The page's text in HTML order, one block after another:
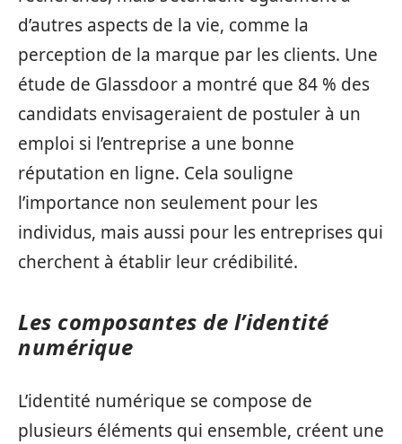
d’autres aspects de la vie, comme la
perception de la marque par les clients. Une
étude de Glassdoor a montré que 84 % des
candidats envisageraient de postuler à un
emploi si l’entreprise a une bonne
réputation en ligne. Cela souligne
l’importance non seulement pour les
individus, mais aussi pour les entreprises qui
cherchent à établir leur crédibilité.
Les composantes de l’identité
numérique
L’identité numérique se compose de
plusieurs éléments qui ensemble, créent une